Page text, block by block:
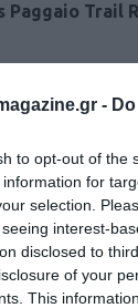
-
to opt-out of the
for
selection.
interest-
disclosed to
of your
This
Trail